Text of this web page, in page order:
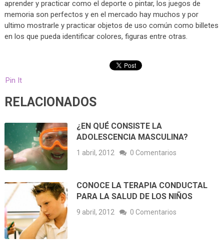
aprender y practicar como el deporte o pintar, los juegos de
memoria son perfectos y en el mercado hay muchos y por
ultimo mostrarle y practicar objetos de uso común como billetes
en los que pueda identificar colores, figuras entre otras.
Pin It
RELACIONADOS
¿EN QUÉ CONSISTE LA
ADOLESCENCIA MASCULINA?
1 abril, 2012 0 Comentarios
CONOCE LA TERAPIA CONDUCTAL
PARA LA SALUD DE LOS NIÑOS
9 abril, 2012 0 Comentarios